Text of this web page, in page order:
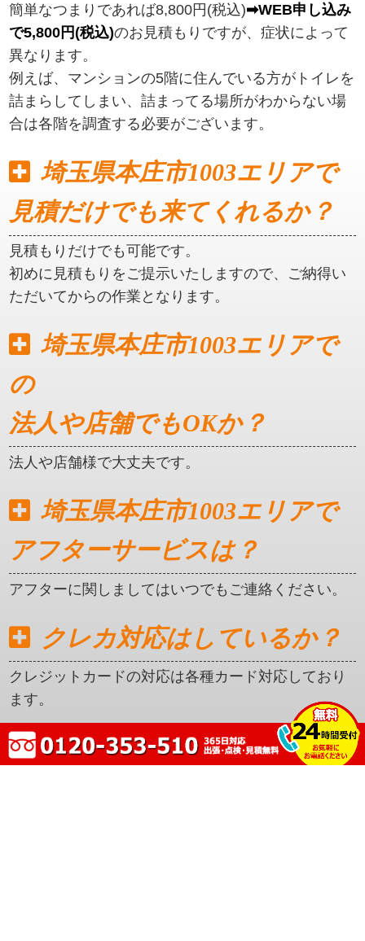
内で完了することが多いです。
埼玉県本庄市1003エリアで
トイレが詰まりました！料金
はいくらぐらいでしょうか？
簡単なつまりであれば8,800円(税込)➡WEB申し込み
で5,800円(税込)のお見積もりですが、症状によって
異なります。
例えば、マンションの5階に住んでいる方がトイレを
詰まらしてしまい、詰まってる場所がわからない場
合は各階を調査する必要がございます。
埼玉県本庄市1003エリアで
見積だけでも来てくれるか？
見積もりだけでも可能です。
初めに見積もりをご提示いたしますので、ご納得い
ただいてからの作業となります。
埼玉県本庄市1003エリアで
の
法人や店舗でもOKか？
法人や店舗様で大丈夫です。
埼玉県本庄市1003エリアで
アフターサービスは？
アフターに関しましてはいつでもご連絡ください。